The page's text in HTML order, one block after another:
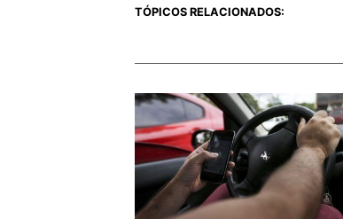
TÓPICOS RELACIONADOS: